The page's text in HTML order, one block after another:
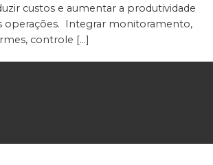
custos e aumentar a produtividade
operações. Integrar monitoramento,
controle […]